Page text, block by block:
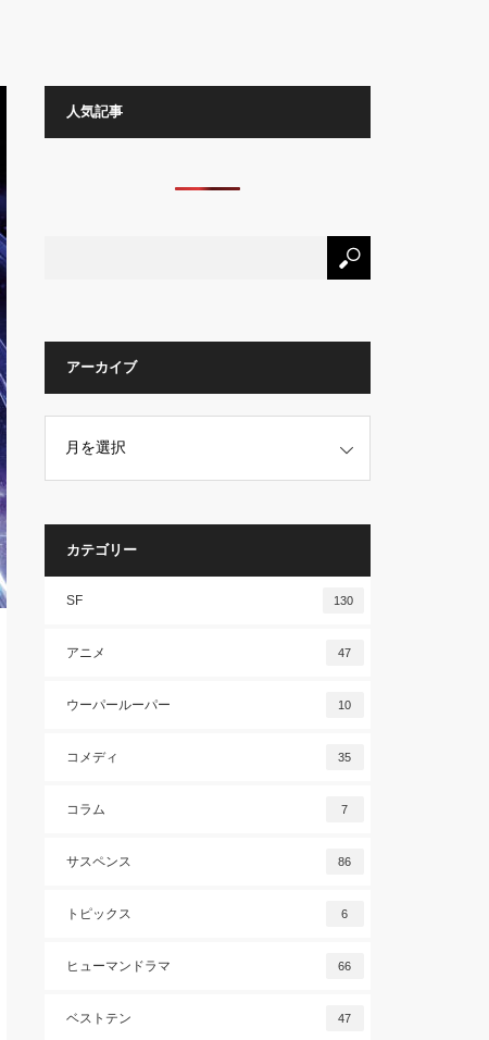
人気記事
アーカイブ
カテゴリー
SF 130
アニメ 47
ウーパールーパー 10
コメディ 35
コラム 7
サスペンス 86
トピックス 6
ヒューマンドラマ 66
ベストテン 47